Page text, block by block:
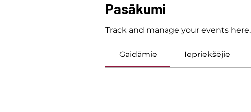
Pasākumi
Track and manage your events here.
Gaidāmie Iepriekšējie